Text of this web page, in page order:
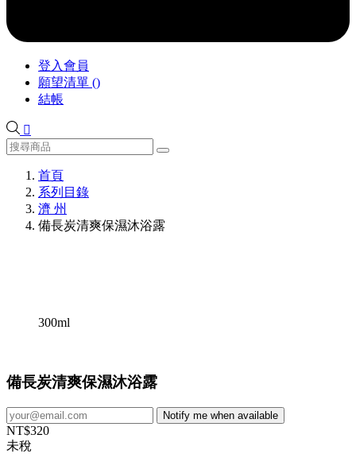
登入會員
願望清單 ()
結帳

首頁
系列目錄
濟 州
備長炭清爽保濕沐浴露
300ml
備長炭清爽保濕沐浴露
Notify me when available
NT$320
未稅